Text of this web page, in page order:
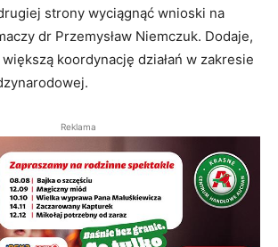
strony wyciągnąć wnioski na
dr Przemysław Niemczuk. Dodaje,
koordynację działań w zakresie
Reklama